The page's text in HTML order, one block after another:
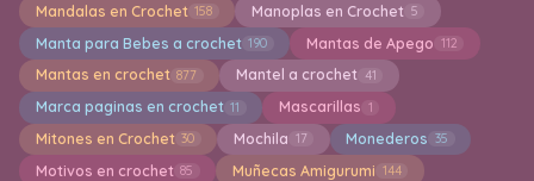
Mandalas en Crochet 158 Manoplas en Crochet 5
Manta para Bebes a crochet 190 Mantas de Apego 112
Mantas en crochet 877 Mantel a crochet 41
Marca paginas en crochet 11 Mascarillas 1
Mitones en Crochet 30 Mochila 17 Monederos 35
Motivos en crochet 85 Muñecas Amigurumi 144